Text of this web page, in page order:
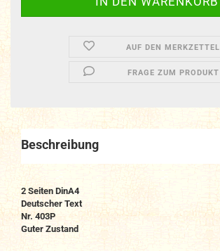
AUF DEN MERKZETTEL
FRAGE ZUM PRODUKT
Beschreibung
2 Seiten DinA4
Deutscher Text
Nr. 403P
Guter Zustand